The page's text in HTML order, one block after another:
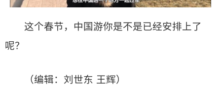
这个春节，中国游你是不是已经安排上了
呢？
（编辑：刘世东 王辉）